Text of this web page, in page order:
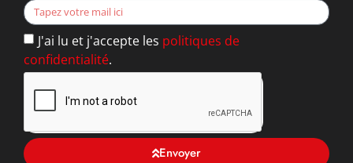
J'ai lu et j'accepte les politiques de
confidentialité.
Envoyer